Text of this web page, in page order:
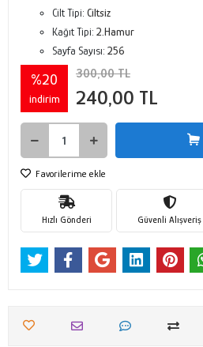
Cilt Tipi: Ciltsiz
Kağıt Tipi: 2.Hamur
Sayfa Sayısı: 256
%20
indirim
300,00 TL
240,00 TL
Favorilerime ekle
Hızlı Gönderi Güvenli Alışveriş